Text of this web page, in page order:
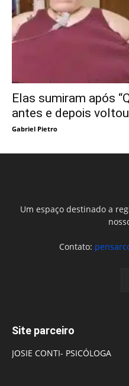
Elas sumiram após
antes e depois
Gabriel Pietro
Um espaço destinado a
Contato:
Site parceiro
JOSIE CONTI- PSICÓLOGA